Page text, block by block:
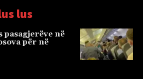
lus
pasagjerëve në
për në